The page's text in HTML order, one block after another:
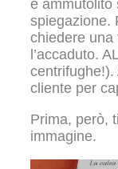
è ammutolito
spiegazione.
chiedere una
l’accaduto.
centrifughe!).
cliente per
Prima, però,
immagine.